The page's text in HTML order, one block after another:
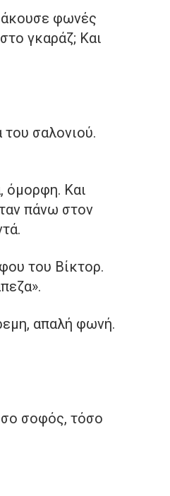
άκουσε φωνές
γκαράζ; Και
σαλονιού.
όμορφη. Και
πάνω στον
του Βίκτορ.
απαλή φωνή.
σοφός, τόσο